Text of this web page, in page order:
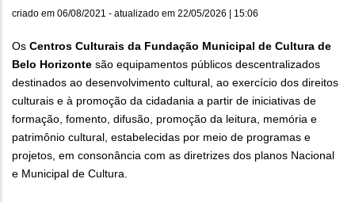
criado em 06/08/2021 - atualizado em 22/05/2026 | 15:06
Os Centros Culturais da Fundação Municipal de Cultura de
Belo Horizonte são equipamentos públicos descentralizados
destinados ao desenvolvimento cultural, ao exercício dos direitos
culturais e à promoção da cidadania a partir de iniciativas de
formação, fomento, difusão, promoção da leitura, memória e
patrimônio cultural, estabelecidas por meio de programas e
projetos, em consonância com as diretrizes dos planos Nacional
e Municipal de Cultura.